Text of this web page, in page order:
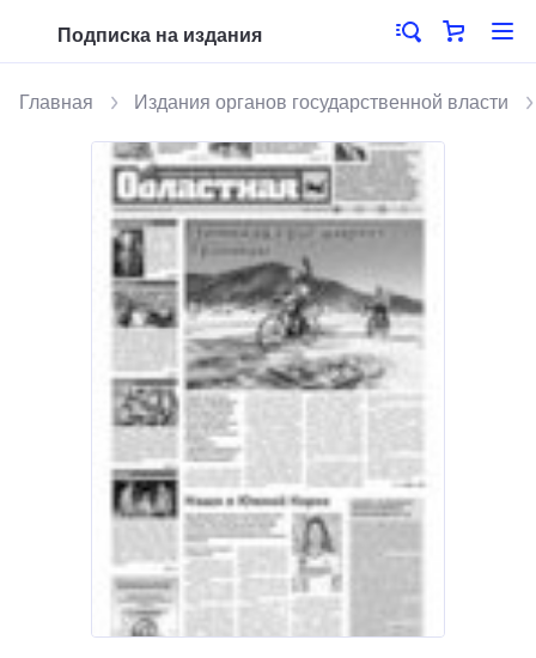
Подписка на издания
Главная Издания органов государственной власти